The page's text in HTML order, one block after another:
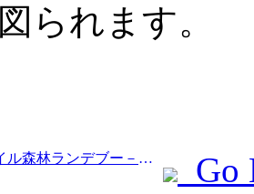
られます。
Prev:「フルンボイル森林ランデブー－大興安嶺エクスプレス－星光列車－天一旅」観光列車が初運行を行った。
Go